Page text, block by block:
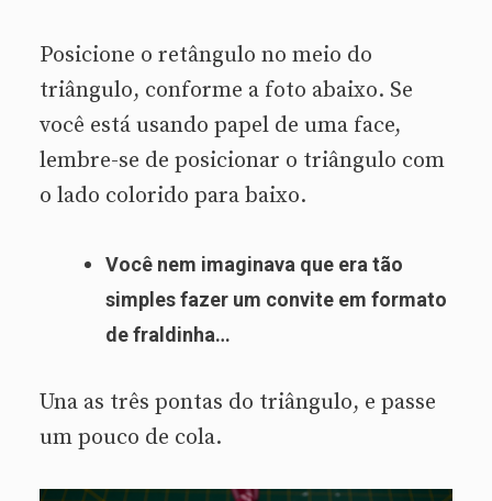
Posicione o retângulo no meio do
triângulo, conforme a foto abaixo. Se
você está usando papel de uma face,
lembre-se de posicionar o triângulo com
o lado colorido para baixo.
Você nem imaginava que era tão
simples fazer um convite em formato
de fraldinha…
Una as três pontas do triângulo, e passe
um pouco de cola.